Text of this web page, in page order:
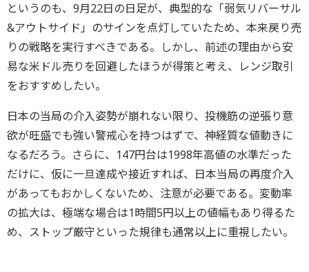
というのも、9月22日の日足が、典型的な「弱気リバーサル
&アウトサイド」のサインを点灯していたため、本来戻り売
りの戦略を実行すべきである。しかし、前述の理由から安
易な米ドル売りを回避したほうが得策と考え、レンジ取引
をおすすめしたい。
日本の当局の介入姿勢が崩れない限り、投機筋の逆張り意
欲が旺盛でも強い警戒心を持つはずで、神経質な値動きに
なるだろう。さらに、147円台は1998年高値の水準だった
だけに、仮に一旦達成や接近すれば、日本当局の再度介入
があってもおかしくないため、注意が必要である。変動率
の拡大は、極端な場合は1時間5円以上の値幅もあり得るた
め、ストップ厳守といった規律も通常以上に重視したい。